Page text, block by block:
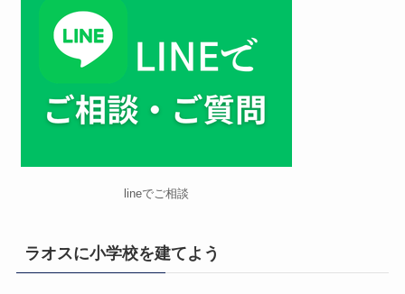
lineでご相談
ラオスに小学校を建てよう